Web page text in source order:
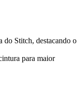
do Stitch, destacando o
para maior